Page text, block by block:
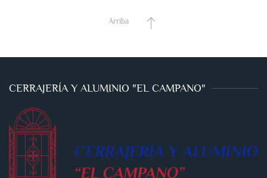
Arriba
CERRAJERÍA Y ALUMINIO "EL CAMPANO"